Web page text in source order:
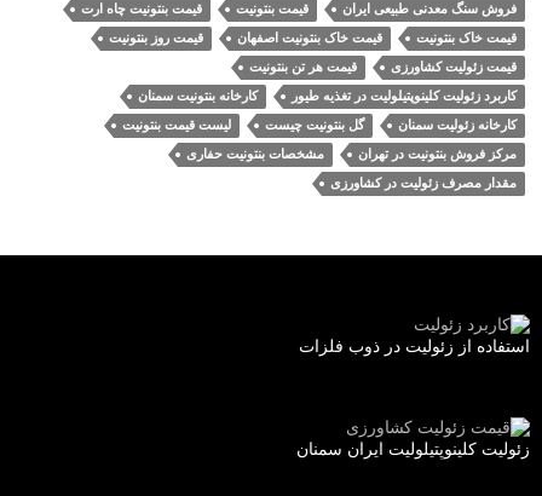
فروش سنگ معدنی طبیعی ایران قیمت بنتونیت قیمت بنتونیت چاه ارت
قیمت خاک بنتونیت قیمت خاک بنتونیت اصفهان قیمت روز بنتونیت
قیمت زئولیت کشاورزی قیمت هر تن بنتونیت
کاربرد زئولیت کلینوپتیلولیت در تغذیه طیور کارخانه بنتونیت سمنان
کارخانه زئولیت سمنان گل بنتونیت چیست لیست قیمت بنتونیت
مرکز فروش بنتونیت در تهران مشخصات بنتونیت حفاری
مقدار مصرف زئولیت در کشاورزی
استفاده از زئولیت در ذوب فلزات
زئولیت کلینوپتیلولیت ایران سمنان